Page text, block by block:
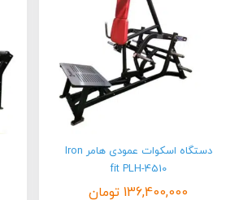
دستگاه اسکوات عمودی هامر Iron
fit PLH-4510
136,400,000 تومان